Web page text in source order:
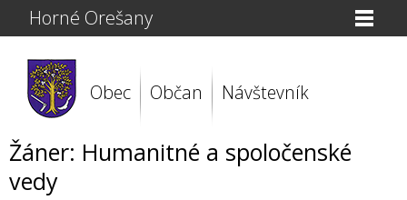
Horné Orešany
Obec Občan Návštevník
Žáner: Humanitné a spoločenské
vedy